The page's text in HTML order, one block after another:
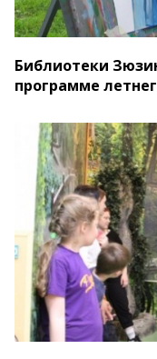
Библиотеки
программе